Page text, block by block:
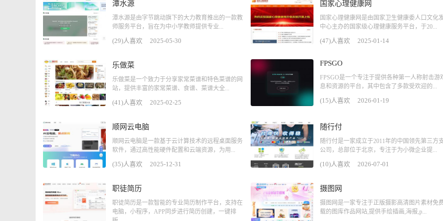
潭水源
潭水源是由字节跳动旗下的大力教育推出的一款教
师服务平台，旨在为中小学教师提供专业...
(29)人喜欢 2025-05-30
国家心理健康网
国家心理健康网是由国家卫生健康委人口文化
中心主办的国家级心理健康服务平台，于20...
(47)人喜欢 2025-01-14
乐做菜
乐做菜是一个致力于分享家常菜谱和特色菜谱的网
站，提供丰富的家常菜谱、食谱、菜谱大全...
(41)人喜欢 2025-02-25
FPSGO
FPSGO是一个专注于提供各种第一人称射击游
息和资源的平台，其中包含了多款受欢迎的...
(15)人喜欢 2026-01-19
顺网云电脑
顺网云电脑是一款基于云计算技术的远程桌面服务
软件，通过高性能硬件配置和云端资源，为用...
(35)人喜欢 2025-12-31
随行付
随行付是一家成立于2011年的中国领先第三方
公司，总部位于北京，专注于为小微企业提...
(10)人喜欢 2026-07-01
职徒简历
职徒简历是一款智能的专业简历制作平台，支持在
电脑，小程序，APP同步进行简历创建，一键排
摄图网
摄图网是一家专注于正版摄影高清图片素材免
载的图库作品网站,提供手绘插画,海报,p...